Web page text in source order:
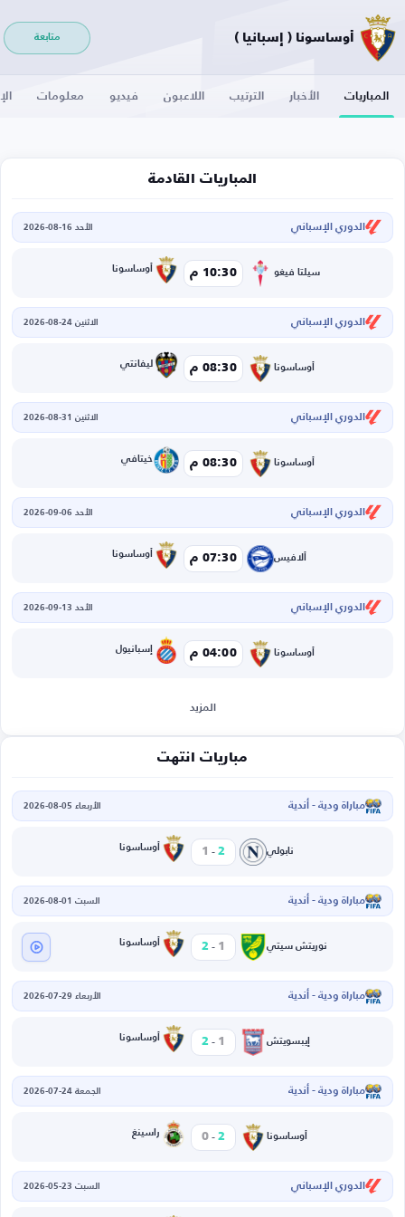
أوساسونا ( إسبانيا ) متابعة
المباريات الأخبار الترتيب اللاعبون فيديو معلومات
المباريات القادمة
الدوري الإسباني الأحد 16-08-2026
سيلتا فيغو 10:30 م أوساسونا
الدوري الإسباني الاثنين 24-08-2026
أوساسونا 08:30 م ليفانتي
الدوري الإسباني الاثنين 31-08-2026
أوساسونا 08:30 م خيتافي
الدوري الإسباني الأحد 06-09-2026
ألافيس 07:30 م أوساسونا
الدوري الإسباني الأحد 13-09-2026
أوساسونا 04:00 م إسبانيول
المزيد
مباريات انتهت
مباراة ودية - أندية الأربعاء 05-08-2026
نابولي 2
-
1 أوساسونا
مباراة ودية - أندية السبت 01-08-2026
نوريتش سيتي 1
-
2 أوساسونا
مباراة ودية - أندية الأربعاء 29-07-2026
إيبسويتش 1
-
2 أوساسونا
مباراة ودية - أندية الجمعة 24-07-2026
أوساسونا 2
-
0 راسينغ
الدوري الإسباني السبت 23-05-2026